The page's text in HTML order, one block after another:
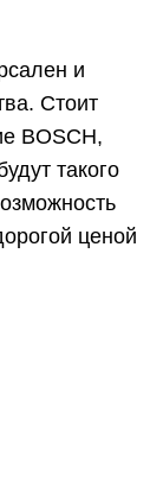
вид и не
десятков